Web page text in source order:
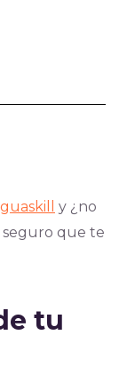
y ¿no
seguro que te
tu